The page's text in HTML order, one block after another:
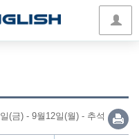
(금) - 9월12일(월) - 추석